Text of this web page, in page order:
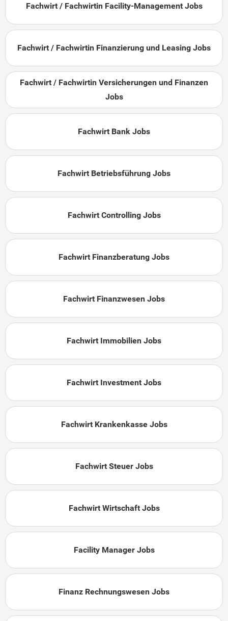
Fachwirt / Fachwirtin Facility-Management Jobs
Fachwirt / Fachwirtin Finanzierung und Leasing Jobs
Fachwirt / Fachwirtin Versicherungen und Finanzen
Jobs
Fachwirt Bank Jobs
Fachwirt Betriebsführung Jobs
Fachwirt Controlling Jobs
Fachwirt Finanzberatung Jobs
Fachwirt Finanzwesen Jobs
Fachwirt Immobilien Jobs
Fachwirt Investment Jobs
Fachwirt Krankenkasse Jobs
Fachwirt Steuer Jobs
Fachwirt Wirtschaft Jobs
Facility Manager Jobs
Finanz Rechnungswesen Jobs